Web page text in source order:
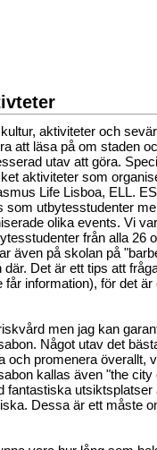
aktiviteter och
att läsa på om staden
utav att göra.
aktiviteter som
Life Lisboa, ELL.
som utbytesstudenter
olika events. Vi
från alla 26
även på skolan på
Det är ett tips att
information), för det är
men jag kan
Något utav det
och promenera överallt,
kallas även "the
fantastiska utsiktsplatser
Dessa är ett måste